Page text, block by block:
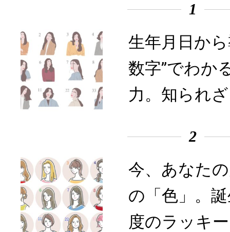
1
生年月日か
数字”でわか
力。知られ
2
今、あなた
の「色」。
度のラッキ